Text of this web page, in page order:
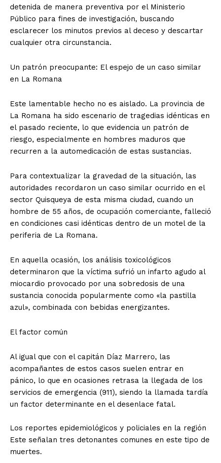
detenida de manera preventiva por el Ministerio
Público para fines de investigación, buscando
esclarecer los minutos previos al deceso y descartar
cualquier otra circunstancia.
​Un patrón preocupante: El espejo de un caso similar
en La Romana
​Este lamentable hecho no es aislado. La provincia de
La Romana ha sido escenario de tragedias idénticas en
el pasado reciente, lo que evidencia un patrón de
riesgo, especialmente en hombres maduros que
recurren a la automedicación de estas sustancias.
​Para contextualizar la gravedad de la situación, las
autoridades recordaron un caso similar ocurrido en el
sector Quisqueya de esta misma ciudad, cuando un
hombre de 55 años, de ocupación comerciante, falleció
en condiciones casi idénticas dentro de un motel de la
periferia de La Romana.
​En aquella ocasión, los análisis toxicológicos
determinaron que la víctima sufrió un infarto agudo al
miocardio provocado por una sobredosis de una
sustancia conocida popularmente como «la pastilla
azul», combinada con bebidas energizantes.
​El factor común
Al igual que con el capitán Díaz Marrero, las
acompañantes de estos casos suelen entrar en
pánico, lo que en ocasiones retrasa la llegada de los
servicios de emergencia (911), siendo la llamada tardía
un factor determinante en el desenlace fatal.
​Los reportes epidemiológicos y policiales en la región
Este señalan tres detonantes comunes en este tipo de
muertes.